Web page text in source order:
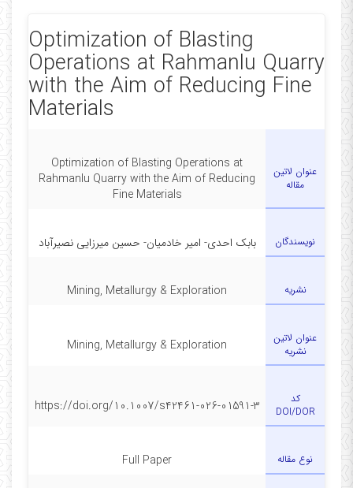
Optimization of Blasting
Operations at Rahmanlu Quarry
with the Aim of Reducing Fine
Materials
عنوان لاتین
مقاله
Optimization of Blasting Operations at
Rahmanlu Quarry with the Aim of Reducing
Fine Materials
نویسندگان بابک احدی- امیر خادمیان- حسین میرزایی نصیرآباد
نشریه Mining, Metallurgy & Exploration
عنوان لاتين
نشریه
Mining, Metallurgy & Exploration
كد
DOI/DOR
https://doi.org/10.1007/s42461-026-01591-3
نوع مقاله Full Paper